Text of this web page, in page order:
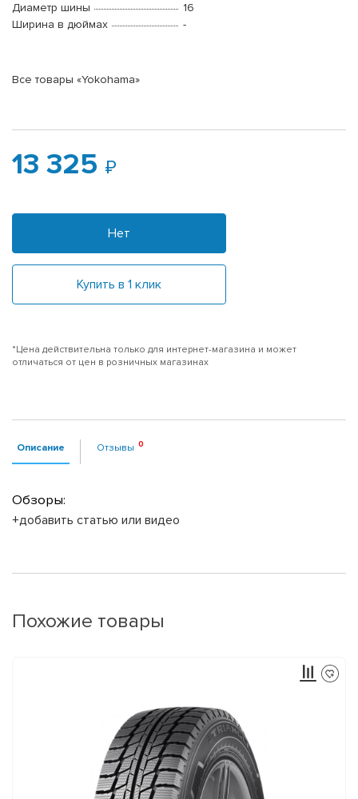
Диаметр шины
16
Ширина в дюймах
-
Все товары «Yokohama»
13 325
Нет
Купить в 1 клик
*Цена действительна только для интернет-магазина и может
отличаться от цен в розничных магазинах
Описание Отзывы
Обзоры:
+добавить статью или видео
Похожие товары